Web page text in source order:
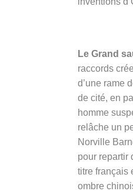
Le Grand
raccords
d’une rame
de cité, en
homme
relâche un
Norville
pour repartir
titre français
ombre